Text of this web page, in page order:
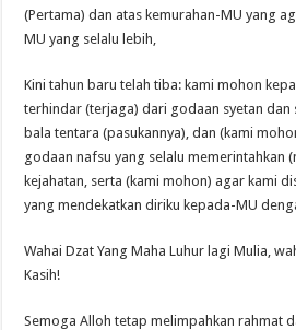
(Pertama) dan atas kemurahan-MU yang
MU yang selalu lebih,
Kini tahun baru telah tiba: kami mohon
terhindar (terjaga) dari godaan syetan dan
bala tentara (pasukannya), dan (kami
godaan nafsu yang selalu memerintahkan
kejahatan, serta (kami mohon) agar kami
yang mendekatkan diriku kepada-MU
Wahai Dzat Yang Maha Luhur lagi Mulia,
Kasih!
Semoga Alloh tetap melimpahkan rahmat